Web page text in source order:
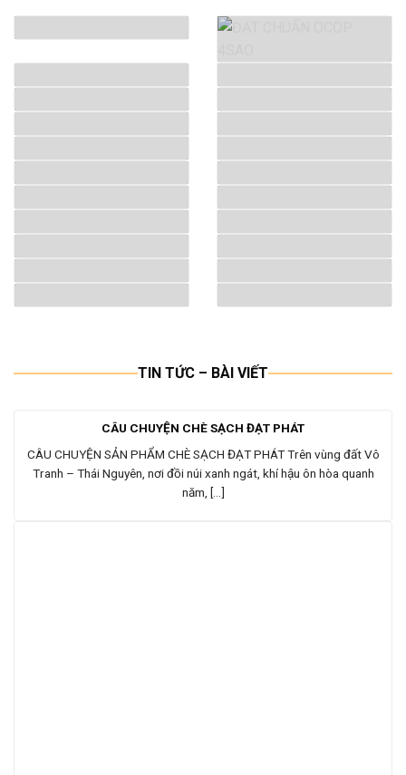
TIN TỨC – BÀI VIẾT
CÂU CHUYỆN CHÈ SẠCH ĐẠT PHÁT
CÂU CHUYỆN SẢN PHẨM CHÈ SẠCH ĐẠT PHÁT Trên vùng đất Vô
Tranh – Thái Nguyên, nơi đồi núi xanh ngát, khí hậu ôn hòa quanh
năm, [...]